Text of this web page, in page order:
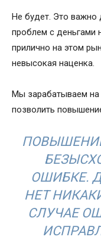
Не будет. Это важно
проблем с деньгами
прилично на этом
невысокая наценка.
Мы зарабатываем
позволить
ОШИБКЕ.
НЕТ
СЛУЧАЕ